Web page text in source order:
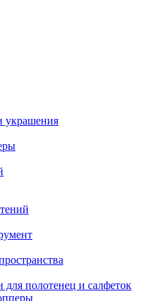
украшения
полотенец и салфеток